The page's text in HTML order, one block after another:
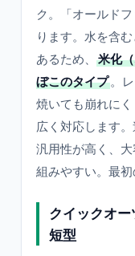
ク。「オールド
ります。水を含
あるため、
米化
ぼこのタイプ。
焼いても崩れに
広く対応します
汎用性が高く、
組みやすい。最初
クイックオ
短型